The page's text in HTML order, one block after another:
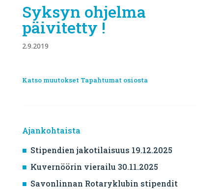
Syksyn ohjelma
päivitetty !
2.9.2019
Katso muutokset Tapahtumat osiosta
Ajankohtaista
Stipendien jakotilaisuus 19.12.2025
Kuvernöörin vierailu 30.11.2025
Savonlinnan Rotaryklubin stipendit